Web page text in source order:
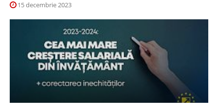
15 decembrie 2023